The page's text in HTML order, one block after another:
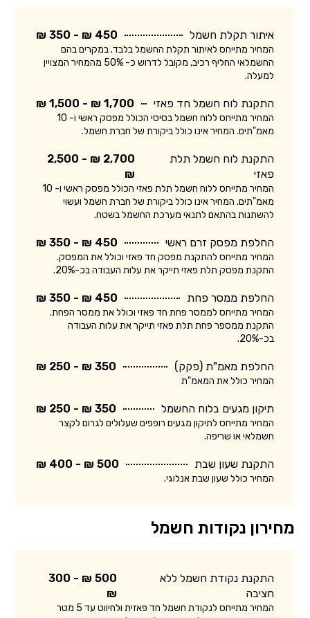
איתור תקלת חשמל 450 ₪ - 350 ₪
המחיר מתייחס לאיתור תקלת החשמל בלבד. במקרים בהם
החשמלאי החליף רכיב, מקובל לדרוש כ- 50% מהמחיר המצויין
למעלה.
התקנת לוח חשמל חד פאזי 1,700 ₪ - 1,500 ₪
המחיר מתייחס ללוח חשמל בסיסי הכולל מפסק ראשי ו- 10
מאמ"תים. המחיר אינו כולל ביקורת של חברת חשמל.
התקנת לוח חשמל תלת
פאזי
2,700 ₪ - 2,500
₪
המחיר מתייחס ללוח חשמל תלת פאזי הכולל מפסק ראשי ו- 10
מאמ"תים. המחיר אינו כולל ביקורת של חברת חשמל ועשוי
להשתנות בהתאם לתנאי מערכת החשמל בשטח.
החלפת מפסק זרם ראשי 450 ₪ - 350 ₪
המחיר מתייחס להתקנת מפסק חד פאזי וכולל את המפסק.
התקנת מפסק תלת פאזי תייקר את עלות העבודה בכ-20%.
החלפת ממסר פחת 450 ₪ - 350 ₪
המחיר מתייחס לממסר פחת חד פאזי וכולל את ממסר הפחת.
התקנת ממספר פחת תלת פאזי תייקר את עלות העבודה
בכ-20%.
החלפת מאמ"ת (פקק) 350 ₪ - 250 ₪
המחיר כולל את המאמ"ת
תיקון מגעים בלוח החשמל 350 ₪ - 250 ₪
המחיר מתייחס לתיקון מגעים רופפים שעלולים לגרום לקצר
חשמלאי או שריפה.
התקנת שעון שבת 500 ₪ - 400 ₪
המחיר כולל שעון שבת אנלוגי.
מחירון נקודות חשמל
התקנת נקודת חשמל ללא
חציבה
500 ₪ - 300
₪
המחיר מתייחס לנקודת חשמל חד פאזית ולחיווט עד 5 מטר